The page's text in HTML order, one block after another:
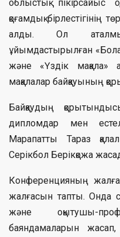
облыстық пікірсайыс
қоғамдық бірлестігінің
алды. Ол
ұйымдастырылған
және «Үздік мақала»
мақалалар байқауының
Байқаудың
дипломдар мен
Марапатты Тараз
Серікбол Берікқожа
Конференцияның
жалғасын тапты. Онда
және оқытушы-
баяндамаларын жасап,